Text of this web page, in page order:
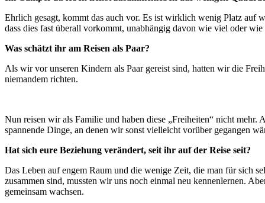
Ehrlich gesagt, kommt das auch vor. Es ist wirklich wenig Platz auf
dass dies fast überall vorkommt, unabhängig davon wie viel oder
Was schätzt ihr am Reisen als Paar?
Als wir vor unseren Kindern als Paar gereist sind, hatten wir die
niemandem richten.
Nun reisen wir als Familie und haben diese „Freiheiten“ nicht
spannende Dinge, an denen wir sonst vielleicht vorüber gegangen
Hat sich eure Beziehung verändert, seit ihr auf der Reise seit?
Das Leben auf engem Raum und die wenige Zeit, die man für sich
zusammen sind, mussten wir uns noch einmal neu kennenlernen.
gemeinsam wachsen.